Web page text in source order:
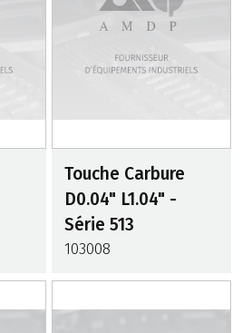
Touche Carbure
D0.04" L1.04" -
Série 513
103008